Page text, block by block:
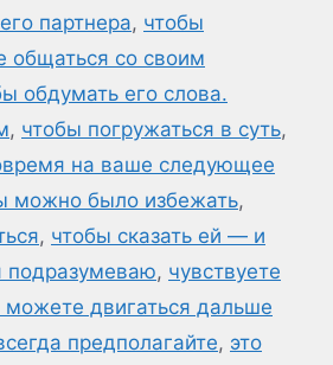
партнера, чтобы
общаться со своим
обдумать его слова.
, чтобы погружаться в суть,
на ваше следующее
можно было избежать,
, чтобы сказать ей — и
подразумеваю, чувствуете
двигаться дальше
предполагайте, это